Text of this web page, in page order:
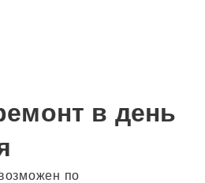
в день
по